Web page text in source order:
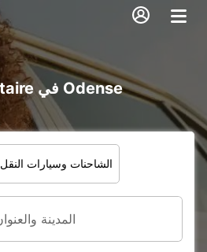
تأجير voiture و utilitaire في Odense
الشاحنات وسيارات النقل